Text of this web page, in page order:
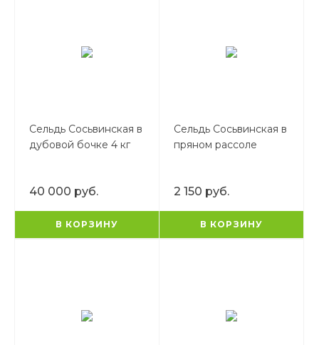
Сельдь Сосьвинская в
дубовой бочке 4 кг
40 000 руб.
В КОРЗИНУ
Сельдь Сосьвинская в
пряном рассоле
2 150 руб.
В КОРЗИНУ